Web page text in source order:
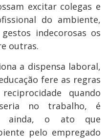
excitar colegas e
do ambiente,
indecorosas os
outras.
a dispensa laboral,
fere as regras
quando
no trabalho, é
ainda, o ato que
pelo empregado